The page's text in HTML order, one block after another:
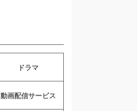
ドラマ
動画配信サービス